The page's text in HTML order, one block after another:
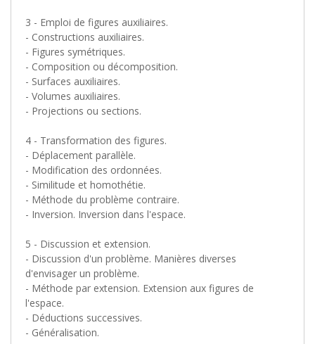
3 - Emploi de figures auxiliaires.
- Constructions auxiliaires.
- Figures symétriques.
- Composition ou décomposition.
- Surfaces auxiliaires.
- Volumes auxiliaires.
- Projections ou sections.
4 - Transformation des figures.
- Déplacement parallèle.
- Modification des ordonnées.
- Similitude et homothétie.
- Méthode du problème contraire.
- Inversion. Inversion dans l'espace.
5 - Discussion et extension.
- Discussion d'un problème. Manières diverses
d'envisager un problème.
- Méthode par extension. Extension aux figures de
l'espace.
- Déductions successives.
- Généralisation.